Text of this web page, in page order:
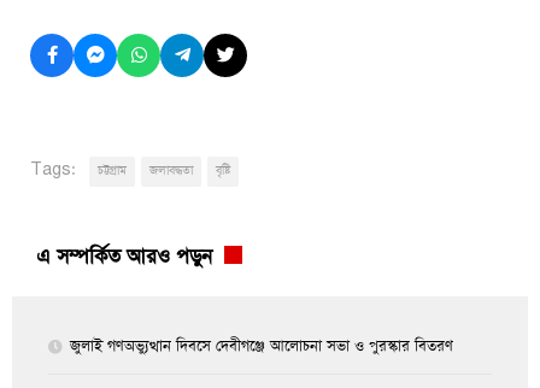
Tags: চট্টগ্রাম জলাবদ্ধতা বৃষ্টি
এ সম্পর্কিত আরও পড়ুন
জুলাই গণঅভ্যুত্থান দিবসে দেবীগঞ্জে আলোচনা সভা ও পুরস্কার বিতরণ